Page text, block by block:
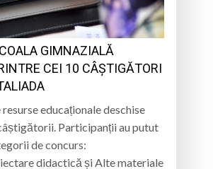
GIMNAZIALĂ
CEI 10 CÂȘTIGĂTORI
educaționale deschise
Participanții au putut
de concurs:
didactică și Alte materiale